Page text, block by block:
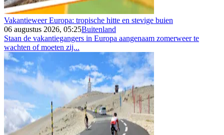
Vakantieweer Europa: tropische hitte en stevige buien
06 augustus 2026, 05:25Buitenland
Staan de vakantiegangers in Europa aangenaam zomerweer te
wachten of moeten zij...